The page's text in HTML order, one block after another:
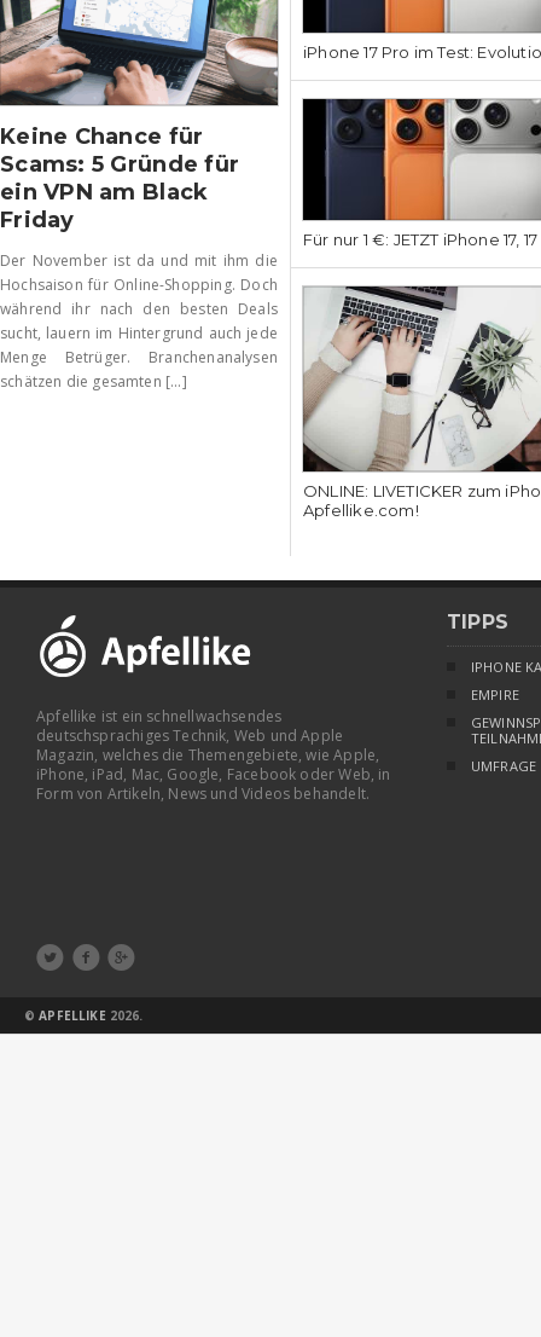
Keine Chance für
Scams: 5 Gründe für
ein VPN am Black
Friday
Der November ist da und mit ihm die
Hochsaison für Online-Shopping. Doch
während ihr nach den besten Deals
sucht, lauern im Hintergrund auch jede
Menge Betrüger. Branchenanalysen
schätzen die gesamten [...]
iPhone 17 Pro im Test:
Für nur 1 €: JETZT iPhone 17,
ONLINE: LIVETICKER zum
Apfellike.com!
Apfellike ist ein schnellwachsendes
deutschsprachiges Technik, Web und Apple
Magazin, welches die Themengebiete, wie Apple,
iPhone, iPad, Mac, Google, Facebook oder Web, in
Form von Artikeln, News und Videos behandelt.
  
TIPPS
IPHONE
EMPIRE
UMFRAGE
©APFELLIKE 2026.